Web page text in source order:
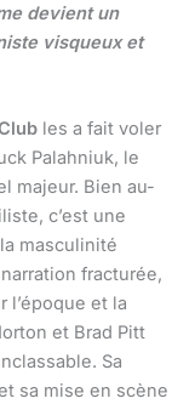
devient un
visqueux et
les a fait voler
Palahniuk, le
majeur. Bien au-
c’est une
masculinité
fracturée,
l’époque et la
et Brad Pitt
Sa
sa mise en scène